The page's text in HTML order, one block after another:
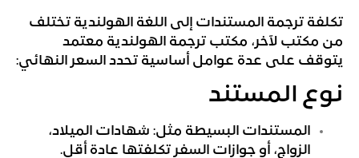
تكلفة ترجمة المستندات إلى اللغة الهولندية تختلف
من مكتب لآخر، مكتب ترجمة الهولندية معتمد
يتوقف على عدة عوامل أساسية تحدد السعر النهائي:
نوع المستند
المستندات البسيطة مثل: شهادات الميلاد،
الزواج، أو جوازات السفر تكلفتها عادة أقل.